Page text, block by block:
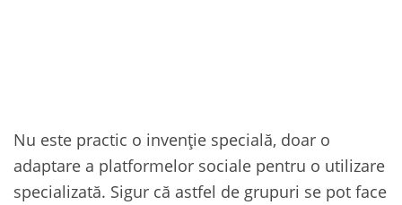
Nu este practic o invenție specială, doar o
adaptare a platformelor sociale pentru o utilizare
specializată. Sigur că astfel de grupuri se pot face